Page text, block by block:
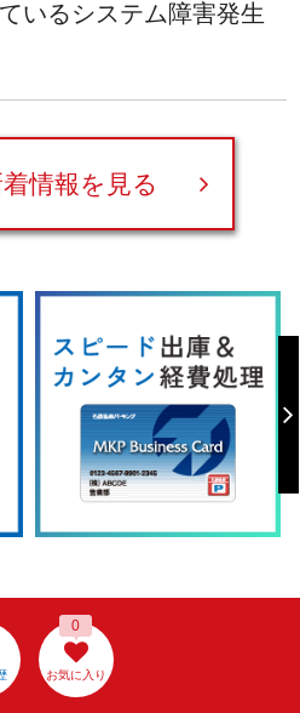
いるシステム障害発生
情報を見る
お気に入り
0